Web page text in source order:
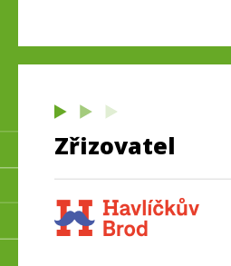
Zřizovatel